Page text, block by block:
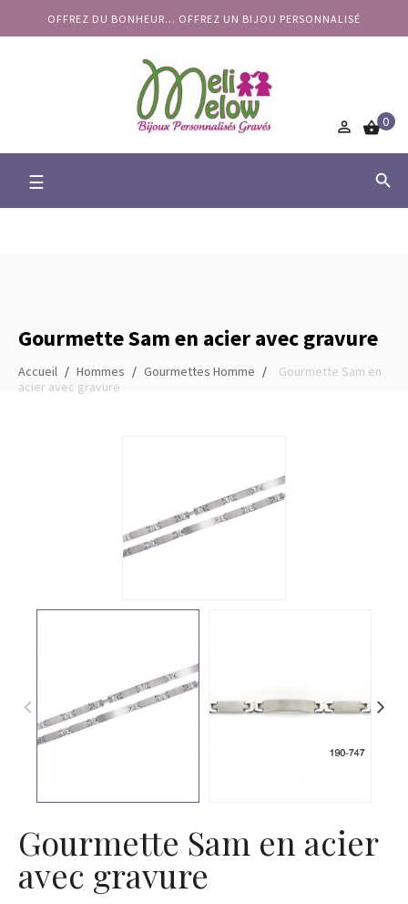
OFFREZ DU BONHEUR... OFFREZ UN BIJOU PERSONNALISÉ
 0
Basculer
☰ 
Gourmette Sam en acier avec gravure
Accueil Hommes Gourmettes Homme
Gourmette Sam en
acier avec gravure
Gourmette Sam en acier
avec gravure